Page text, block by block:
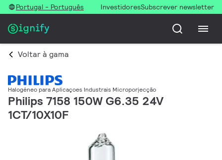
Portugal - Português InvestidoresSubscrever newsletter
Voltar à gama
Halogéneo para Aplicaçoes Industrais Microporjecção
Philips 7158 150W G6.35 24V
1CT/10X10F